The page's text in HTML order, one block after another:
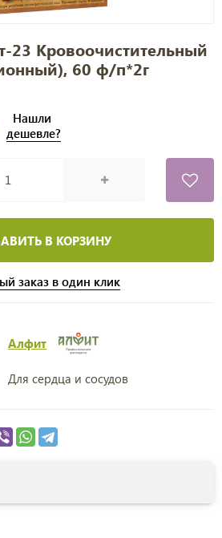
23 Кровоочистительный
60 ф/п*2г
Нашли
дешевле?
В КОРЗИНУ
заказ в один клик
Алфит
Для сердца и сосудов